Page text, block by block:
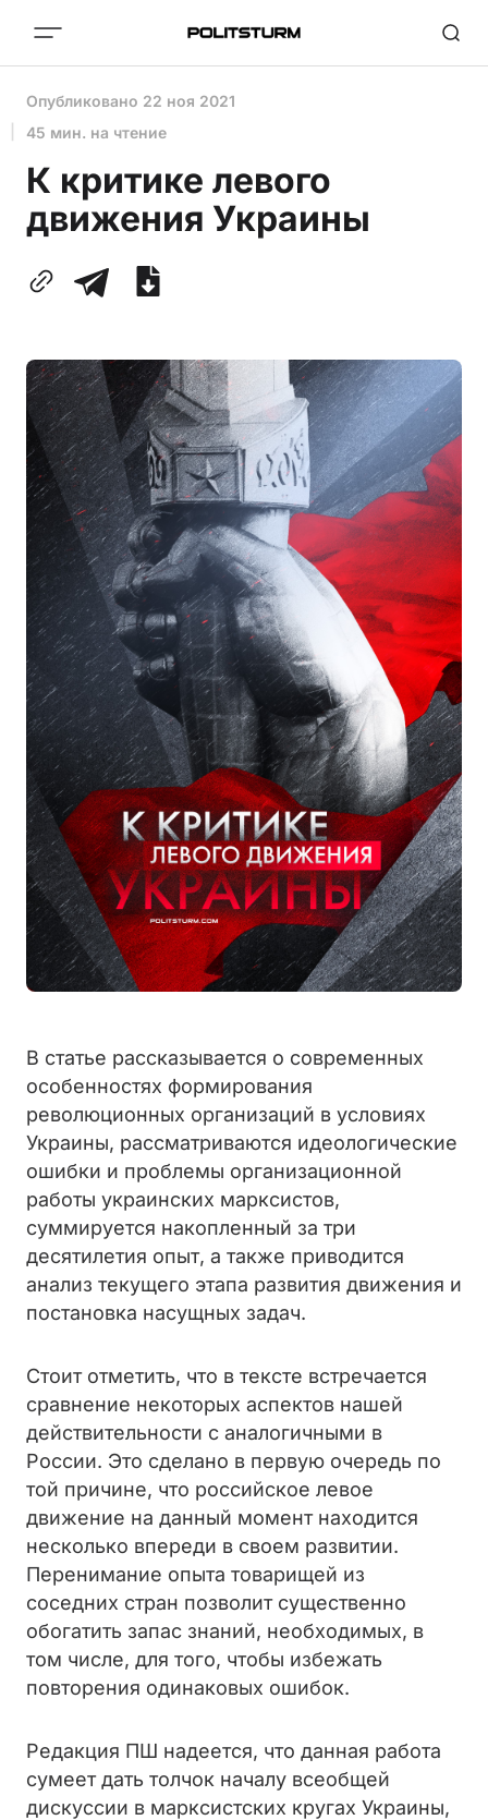
Опубликовано 22 ноя 2021
45 мин. на чтение
К критике левого
движения Украины
В статье рассказывается о современных
особенностях формирования
революционных организаций в условиях
Украины, рассматриваются идеологические
ошибки и проблемы организационной
работы украинских марксистов,
суммируется накопленный за три
десятилетия опыт, а также приводится
анализ текущего этапа развития движения и
постановка насущных задач.
Стоит отметить, что в тексте встречается
сравнение некоторых аспектов нашей
действительности с аналогичными в
России. Это сделано в первую очередь по
той причине, что российское левое
движение на данный момент находится
несколько впереди в своем развитии.
Перенимание опыта товарищей из
соседних стран позволит существенно
обогатить запас знаний, необходимых, в
том числе, для того, чтобы избежать
повторения одинаковых ошибок.
Редакция ПШ надеется, что данная работа
сумеет дать толчок началу всеобщей
дискуссии в марксистских кругах Украины,